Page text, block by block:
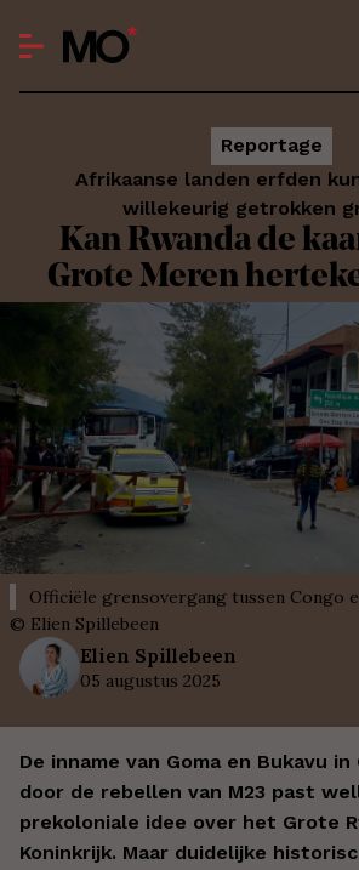
Reportage
Afrikaanse landen erfden
willekeurig getrokken
Kan Rwanda de
Grote Meren
Officiële grensovergang tussen Congo
© Elien Spillebeen
Elien Spillebeen
05 augustus 2025
De inname van Goma en Bukavu
door de rebellen van M23 past
prekoloniale idee over het Grote
Koninkrijk. Maar duidelijke